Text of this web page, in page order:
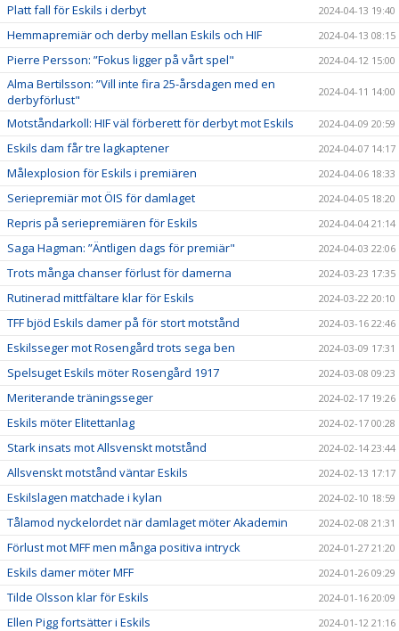
Platt fall för Eskils i derbyt 2024-04-13 19:40
Hemmapremiär och derby mellan Eskils och HIF 2024-04-13 08:15
Pierre Persson: ”Fokus ligger på vårt spel" 2024-04-12 15:00
Alma Bertilsson: ”Vill inte fira 25-årsdagen med en
derbyförlust"
2024-04-11 14:00
Motståndarkoll: HIF väl förberett för derbyt mot Eskils 2024-04-09 20:59
Eskils dam får tre lagkaptener 2024-04-07 14:17
Målexplosion för Eskils i premiären 2024-04-06 18:33
Seriepremiär mot ÖIS för damlaget 2024-04-05 18:20
Repris på seriepremiären för Eskils 2024-04-04 21:14
Saga Hagman: ”Äntligen dags för premiär" 2024-04-03 22:06
Trots många chanser förlust för damerna 2024-03-23 17:35
Rutinerad mittfältare klar för Eskils 2024-03-22 20:10
TFF bjöd Eskils damer på för stort motstånd 2024-03-16 22:46
Eskilsseger mot Rosengård trots sega ben 2024-03-09 17:31
Spelsuget Eskils möter Rosengård 1917 2024-03-08 09:23
Meriterande träningsseger 2024-02-17 19:26
Eskils möter Elitettanlag 2024-02-17 00:28
Stark insats mot Allsvenskt motstånd 2024-02-14 23:44
Allsvenskt motstånd väntar Eskils 2024-02-13 17:17
Eskilslagen matchade i kylan 2024-02-10 18:59
Tålamod nyckelordet när damlaget möter Akademin 2024-02-08 21:31
Förlust mot MFF men många positiva intryck 2024-01-27 21:20
Eskils damer möter MFF 2024-01-26 09:29
Tilde Olsson klar för Eskils 2024-01-16 20:09
Ellen Pigg fortsätter i Eskils 2024-01-12 21:16